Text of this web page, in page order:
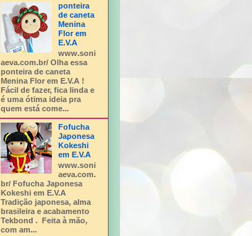
ponteira
de caneta
Menina
Flor em
E.V.A
www.soni
aeva.com.br/ Olha essa
ponteira de caneta
Menina Flor em E.V.A !
Fácil de fazer, fica linda e
é uma ótima ideia pra
quem está come...
Fofucha
Japonesa
Kokeshi
em E.V.A
www.soni
aeva.com.
br/ Fofucha Japonesa
Kokeshi em E.V.A
Tradição japonesa, alma
brasileira e acabamento
Tekbond . Feita à mão,
com am...